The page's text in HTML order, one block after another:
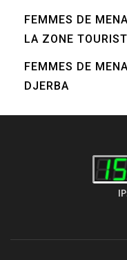
FEMMES DE
LA ZONE
FEMMES DE
DJERBA